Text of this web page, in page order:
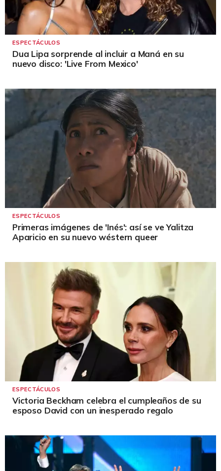
ESPECTÁCULOS
Dua Lipa sorprende al incluir a Maná en su
nuevo disco: 'Live From Mexico'
ESPECTÁCULOS
Primeras imágenes de 'Inés': así se ve Yalitza
Aparicio en su nuevo wéstern queer
ESPECTÁCULOS
Victoria Beckham celebra el cumpleaños de su
esposo David con un inesperado regalo